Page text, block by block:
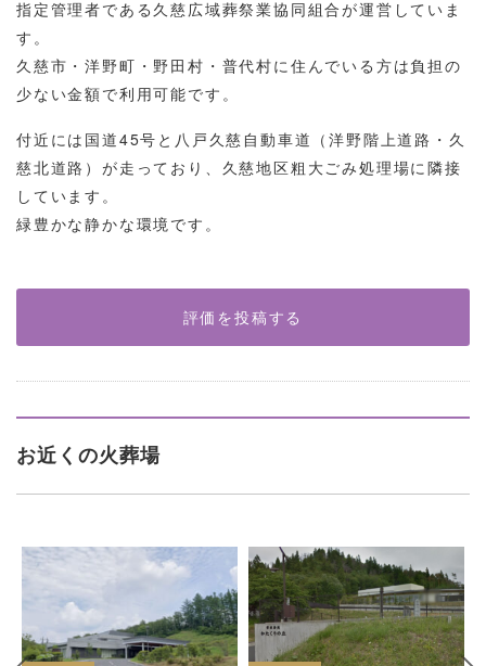
指定管理者である久慈広域葬祭業協同組合が運営していま
す。
久慈市・洋野町・野田村・普代村に住んでいる方は負担の
少ない金額で利用可能です。
付近には国道45号と八戸久慈自動車道（洋野階上道路・久
慈北道路）が走っており、久慈地区粗大ごみ処理場に隣接
しています。
緑豊かな静かな環境です。
評価を投稿する
お近くの火葬場